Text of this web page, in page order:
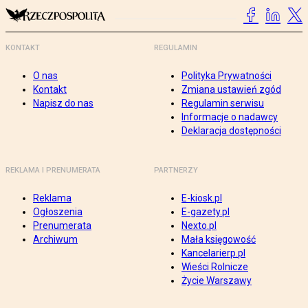
KONTAKT
O nas
Kontakt
Napisz do nas
REGULAMIN
Polityka Prywatności
Zmiana ustawień zgód
Regulamin serwisu
Informacje o nadawcy
Deklaracja dostępności
REKLAMA I PRENUMERATA
Reklama
Ogłoszenia
Prenumerata
Archiwum
PARTNERZY
E-kiosk.pl
E-gazety.pl
Nexto.pl
Mała księgowość
Kancelarierp.pl
Wieści Rolnicze
Życie Warszawy